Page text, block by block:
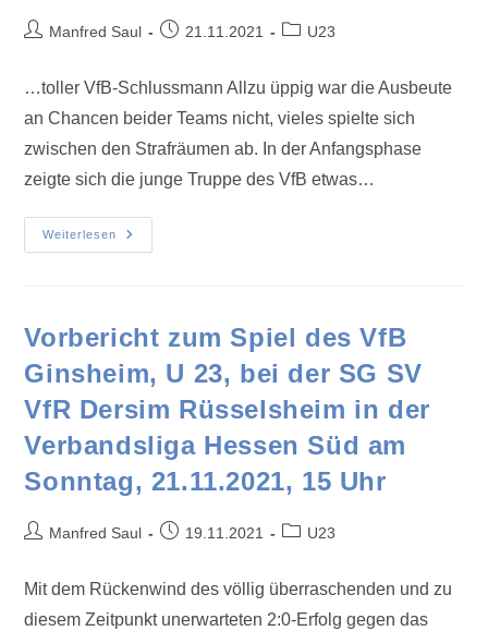
Manfred Saul 21.11.2021 U23
…toller VfB-Schlussmann Allzu üppig war die Ausbeute
an Chancen beider Teams nicht, vieles spielte sich
zwischen den Strafräumen ab. In der Anfangsphase
zeigte sich die junge Truppe des VfB etwas…
Weiterlesen
Vorbericht zum Spiel des VfB
Ginsheim, U 23, bei der SG SV
VfR Dersim Rüsselsheim in der
Verbandsliga Hessen Süd am
Sonntag, 21.11.2021, 15 Uhr
Manfred Saul 19.11.2021 U23
Mit dem Rückenwind des völlig überraschenden und zu
diesem Zeitpunkt unerwarteten 2:0-Erfolg gegen das